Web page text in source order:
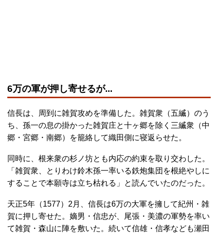
6万の軍が押し寄せるが...
信長は、周到に雑賀攻めを準備した。雑賀衆（五縅）のう
ち、孫一の息の掛かった雑賀庄と十ヶ郷を除く三縅衆（中
郷・宮郷・南郷）を籠絡して織田側に寝返らせた。
同時に、根来衆の杉ノ坊とも内応の約束を取り交わした。
「雑賀衆、とりわけ鈴木孫一率いる鉄炮集団を根絶やしに
することで本願寺は立ち枯れる」と読んでいたのだった。
天正5年（1577）2月、信長は6万の大軍を擁して紀州・雑
賀に押し寄せた。嫡男・信忠が、尾張・美濃の軍勢を率い
て雑賀・森山に陣を敷いた。続いて信雄・信孝なども瀬田